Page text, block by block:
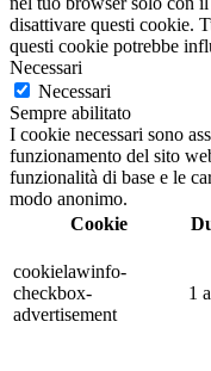
disattivare questi cookie.
questi cookie potrebbe
Necessari
Necessari
Sempre abilitato
I cookie necessari sono
funzionamento del sito
funzionalità di base e le
modo anonimo.
Cookie
cookielawinfo-
checkbox-
advertisement
1